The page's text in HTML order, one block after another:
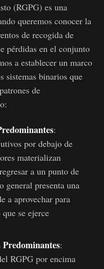
(RGPG) es una
queremos conocer la
de recogida de
pérdidas en el conjunto
a establecer un marco
sistemas binarios que
de
:
por debajo de
materializan
a un punto de
general presenta una
a aprovechar para
se ejerce
:
RGPG por encima